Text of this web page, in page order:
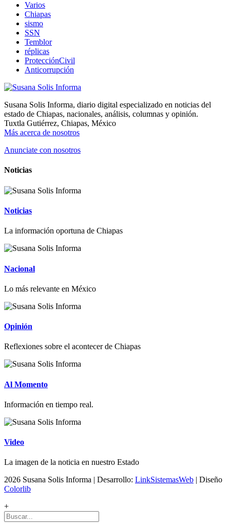
Varios
Chiapas
sismo
SSN
Temblor
réplicas
ProtecciónCivil
Anticorrupción
Susana Solis Informa, diario digital especializado en noticias del
estado de Chiapas, nacionales, análisis, columnas y opinión.
Tuxtla Gutiérrez, Chiapas, México
Más acerca de nosotros
Anunciate con nosotros
Noticias
Noticias
La información oportuna de Chiapas
Nacional
Lo más relevante en México
Opinión
Reflexiones sobre el acontecer de Chiapas
Al Momento
Información en tiempo real.
Video
La imagen de la noticia en nuestro Estado
2026 Susana Solis Informa | Desarrollo: LinkSistemasWeb | Diseño
Colorlib
+